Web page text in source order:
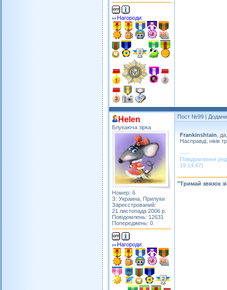
Нагороди:
Helen
Блукаюча зірка
Номер: 6
З: Украина, Прилуки
Зареєстрований:
21 листопада 2006 р.
Повідомлень: 12631
Попереджень: 0
Нагороди:
Пост №99 |
Frankinshtain ,
Насправді, ніків
-----
Повідомлення
19:14:47)
"Тримай звязок